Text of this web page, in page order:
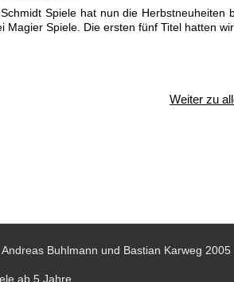
Spiele hat nun die
Magier Spiele. Die ersten fünf Titel hatten
Weiter zu
Buhlmann und Bastian Karweg 2005
ab 5 Jahre